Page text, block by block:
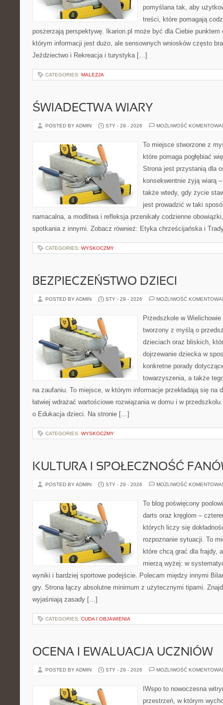
pomyślana tak, aby
treści, które pomagają
poszerzają perspektywę. Ikarion.pl może być dla Ciebie punktem
którym informacji jest dużo, ale sensownych wniosków często
Jeździectwo i Rekreacja i turystyka […]
CATEGORIES: MALEZJA
ŚWIADECTWA WIARY
POSTED BY ADMIN STY - 29 - 2026 MOŻLIWOŚĆ
To miejsce stworzone z
które pomaga pogłębiać
Strona jest przystanią dla
konsekwentnie żyją wiarą
także wtedy, gdy życie
jest prowadzić w taki
namacalna, a modlitwa i refleksja przenikały codzienne
spotkania z innymi. Zobacz również: Etyka chrześcijańska i
CATEGORIES: WYSKOCZMY
BEZPIECZEŃSTWO DZIECI
POSTED BY ADMIN STY - 29 - 2026 MOŻLIWOŚĆ
Przedszkole w
tworzony z myślą o
dzieciach oraz bliskich,
dojrzewanie dziecka w
konkretne porady
towarzyszenia, a także
na zaufaniu. To miejsce, w którym informacje przekładają się na
łatwiej wdrażać wartościowe rozwiązania w domu i w
o Edukacja dzieci. Na stronie […]
CATEGORIES: WYSKOCZMY
KULTURA I SPOŁECZNOŚĆ
POSTED BY ADMIN STY - 29 - 2026 MOŻLIWOŚĆ
To blog poświęcony
darts oraz kręglom –
których liczy się
rozpoznanie sytuacji. To
które chcą grać dla frajdy,
mierzą wyżej: w
wyniki i bardziej sportowe podejście. Polecam między innymi
gry. Strona łączy absolutne minimum z użytecznymi tipami.
wyjaśniają zasady […]
CATEGORIES: CUDA I OBJAWIENIA
OCENA I EWALUACJA UCZNIÓW
POSTED BY ADMIN STY - 29 - 2026 MOŻLIWOŚĆ
IWspo to nowoczesna
przestrzeń, w którym